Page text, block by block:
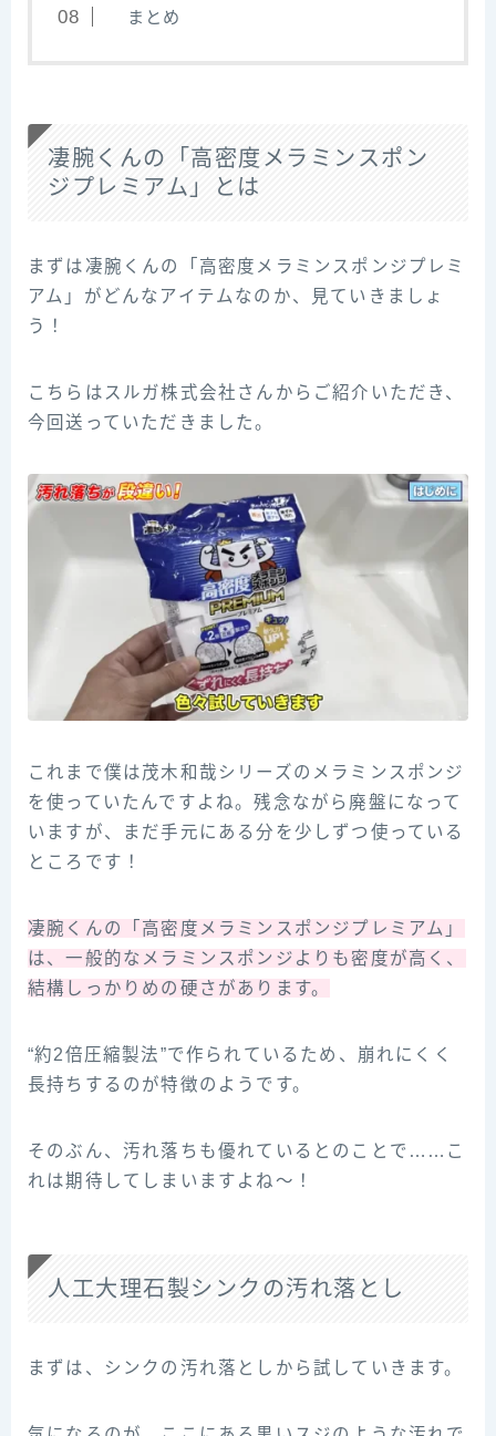
まとめ
凄腕くんの「高密度メラミンスポン
ジプレミアム」とは
まずは凄腕くんの「高密度メラミンスポンジプレミ
アム」がどんなアイテムなのか、見ていきましょ
う！
こちらはスルガ株式会社さんからご紹介いただき、
今回送っていただきました。
これまで僕は茂木和哉シリーズのメラミンスポンジ
を使っていたんですよね。残念ながら廃盤になって
いますが、まだ手元にある分を少しずつ使っている
ところです！
凄腕くんの「高密度メラミンスポンジプレミアム」
は、一般的なメラミンスポンジよりも密度が高く、
結構しっかりめの硬さがあります。
“約2倍圧縮製法”で作られているため、崩れにくく
長持ちするのが特徴のようです。
そのぶん、汚れ落ちも優れているとのことで……こ
れは期待してしまいますよね〜！
人工大理石製シンクの汚れ落とし
まずは、シンクの汚れ落としから試していきます。